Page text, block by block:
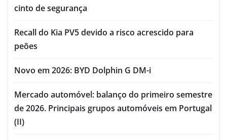
cinto de segurança
Recall do Kia PV5 devido a risco acrescido para
peões
Novo em 2026: BYD Dolphin G DM-i
Mercado automóvel: balanço do primeiro semestre
de 2026. Principais grupos automóveis em Portugal
(II)